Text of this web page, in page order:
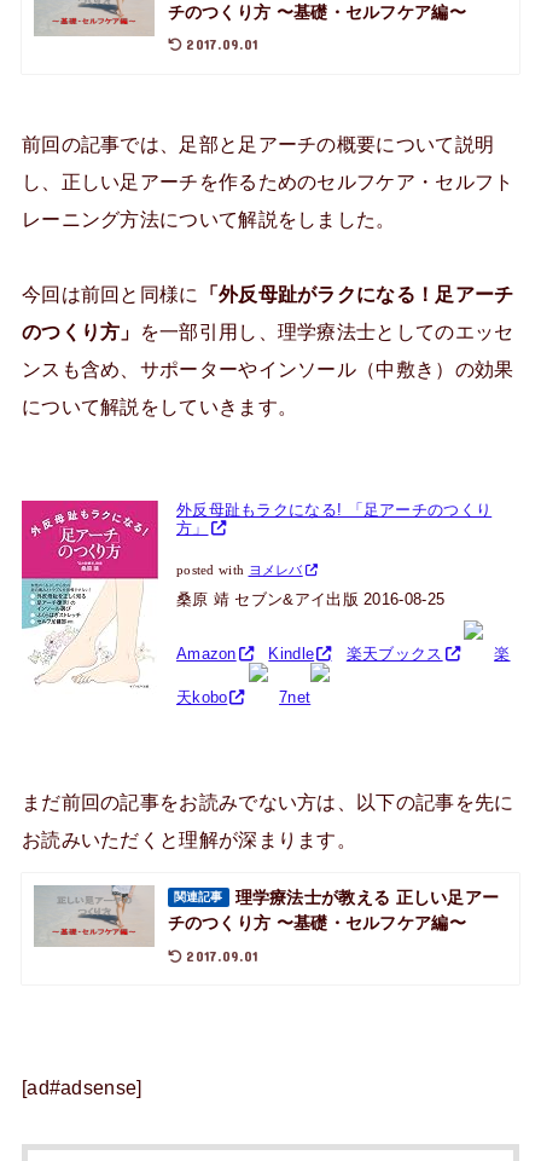
チのつくり方 〜基礎・セルフケア編〜
2017.09.01
前回の記事では、足部と足アーチの概要について説明
し、正しい足アーチを作るためのセルフケア・セルフト
レーニング方法について解説をしました。
今回は前回と同様に
「外反母趾がラクになる！足アーチ
のつくり方」
を一部引用し、理学療法士としてのエッセ
ンスも含め、サポーターやインソール（中敷き）の効果
について解説をしていきます。
外反母趾もラクになる! 「足アーチのつくり
方」
posted with ヨメレバ
桑原 靖 セブン&アイ出版 2016-08-25
Amazon Kindle 楽天ブックス 楽
天kobo 7net
まだ前回の記事をお読みでない方は、以下の記事を先に
お読みいただくと理解が深まります。
関連記事
理学療法士が教える 正しい足アー
チのつくり方 〜基礎・セルフケア編〜
2017.09.01
[ad#adsense]